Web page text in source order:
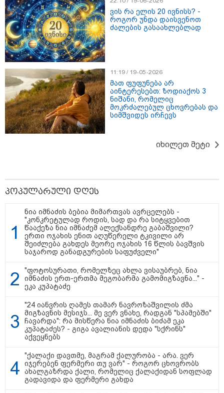
თბილისი - ჰერაკლიონი 1611.80
ლარიდან
თბილისი - ბუდაპეშტი 940.80
ლარიდან
მნიშვნელოვანი ინფორმაცია
11:13 / 05-08-2026
Hisense წარმოგიდგენთ გზავნილს "ინოვაციები
ვის რა ელის 20 ივნისს? -
როგორ უნდა დაისვენოთ
ძალების გასაახლებლად
11:19 / 19-05-2026
მათ ფუფუნება არ
აინტერესებთ: ზოდიაქოს 3
ნიშანი, რომელიც
მოკრძალებულ ცხოვრებას და
სიმშვიდეს ირჩევს
იხილეთ მეტი
პოპულარული დღეს
ნია იმნაძის ბებია მიმართვას ავრცელებს -
"კონკრეტულად როდის, სად და რა სიტყვებით
წააქეზა ნია იმნაძემ ალექსანდრე გაბაშვილი?
ერთი ოჯახის ენით აღუწერელი ტკივილი არ
შეიძლება გახდეს მეორე ოჯახის 16 წლის ბავშვის
საჯაროდ განადგურების საფუძველი"
"ფოტოსურათი, რომელზეც ახლა ვისაუბრებ, ნია
იმნაძის ერთ-ერთმა მეგობარმა გამომიგზავნა..." -
ეკა კუპატაძე
"24 იანვრის ღამეს თამარ ნავროზაშვილის ძმა
მიგზავნის მესიჯს... მე ვერ ვნახე, რადგან "სპამებში"
ჩავარდა": რა მისწერა ნია იმნაძის ბიძამ ეკა
კუპატაძეს? - გიგა ავალიანის დედა "სქრინს"
აქვეყნებს
"ქალაქი დავთმე, მაგრამ ქალურობა - არა. ვერ
იჯერებენ ფერმერი თუ ვარ" - როგორ ცხოვრობს
ახალგაზრდა ქალი, რომელიც ქალაქიდან სოფლად
გადავიდა და ფერმერი გახდა